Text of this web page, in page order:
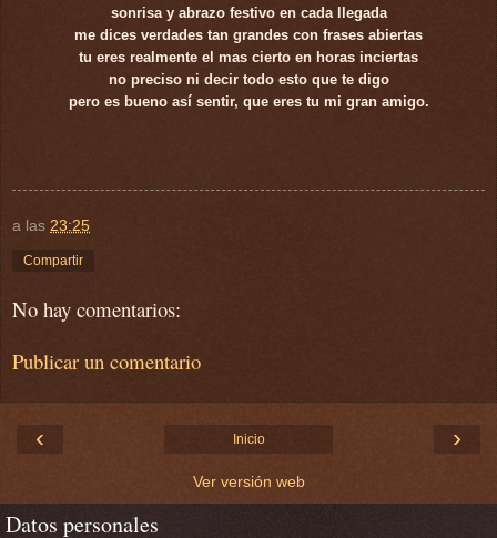
sonrisa y abrazo festivo en cada llegada
me dices verdades tan grandes con frases abiertas
tu eres realmente el mas cierto en horas inciertas
no preciso ni decir todo esto que te digo
pero es bueno así sentir, que eres tu mi gran amigo.
a las 23:25
Compartir
No hay comentarios:
Publicar un comentario
‹ ›
Inicio
Ver versión web
Datos personales